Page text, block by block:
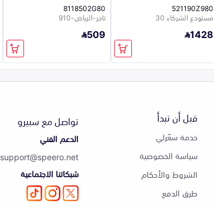
521190Z980
مستودع الشركاء 30
1428
8118502G80
تاجر-الرياض-910
509
قبل أن تبدأ
خدمة سعّرلي
سياسة الخصوصية
الشروط والأحكام
طرق الدفع
تواصل مع سبيرو
الدعم الفني
support@speero.net
شبكاتنا الاجتماعية